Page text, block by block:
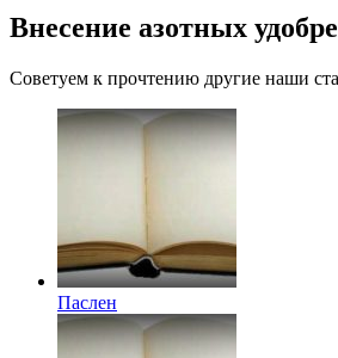
Внесение азотных
Советуем к прочтению другие наши
Паслен